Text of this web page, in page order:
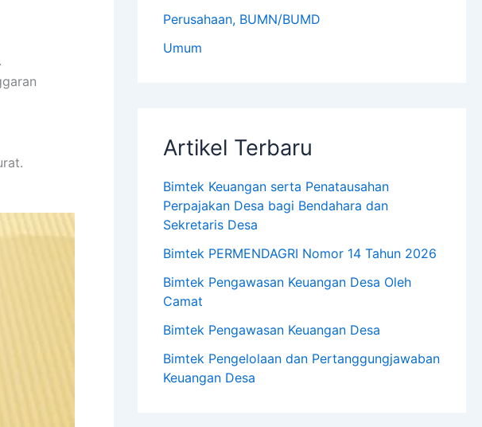
Perusahaan, BUMN/BUMD
Umum
Artikel Terbaru
Bimtek Keuangan serta Penatausahan
Perpajakan Desa bagi Bendahara dan
Sekretaris Desa
Bimtek PERMENDAGRI Nomor 14 Tahun 2026
Bimtek Pengawasan Keuangan Desa Oleh
Camat
Bimtek Pengawasan Keuangan Desa
Bimtek Pengelolaan dan Pertanggungjawaban
Keuangan Desa